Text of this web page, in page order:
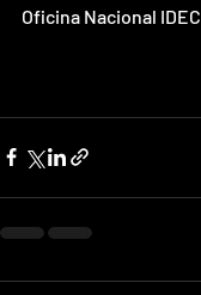
Oficina Nacional IDEC